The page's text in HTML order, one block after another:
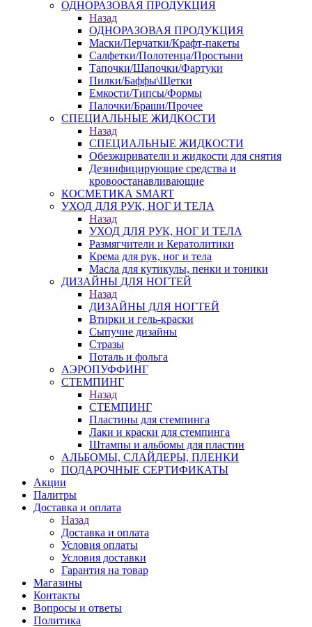
ОДНОРАЗОВАЯ ПРОДУКЦИЯ
Назад
ОДНОРАЗОВАЯ ПРОДУКЦИЯ
Маски/Перчатки/Крафт-пакеты
Салфетки/Полотенца/Простыни
Тапочки/Шапочки/Фартуки
Пилки/Баффы\Щетки
Емкости/Типсы/Формы
Палочки/Браши/Прочее
СПЕЦИАЛЬНЫЕ ЖИДКОСТИ
Назад
СПЕЦИАЛЬНЫЕ ЖИДКОСТИ
Обезжириватели и жидкости для снятия
Дезинфицирующие средства и
кровоостанавливающие
КОСМЕТИКА SMART
УХОД ДЛЯ РУК, НОГ И ТЕЛА
Назад
УХОД ДЛЯ РУК, НОГ И ТЕЛА
Размягчители и Кератолитики
Крема для рук, ног и тела
Масла для кутикулы, пенки и тоники
ДИЗАЙНЫ ДЛЯ НОГТЕЙ
Назад
ДИЗАЙНЫ ДЛЯ НОГТЕЙ
Втирки и гель-краски
Сыпучие дизайны
Стразы
Поталь и фольга
АЭРОПУФФИНГ
СТЕМПИНГ
Назад
СТЕМПИНГ
Пластины для стемпинга
Лаки и краски для стемпинга
Штампы и альбомы для пластин
АЛЬБОМЫ, СЛАЙДЕРЫ, ПЛЕНКИ
ПОДАРОЧНЫЕ СЕРТИФИКАТЫ
Акции
Палитры
Доставка и оплата
Назад
Доставка и оплата
Условия оплаты
Условия доставки
Гарантия на товар
Магазины
Контакты
Вопросы и ответы
Политика